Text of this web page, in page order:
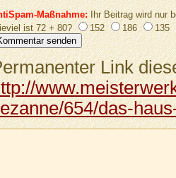
Maßnahme:Ihr Beitrag wird nur
ist 72 + 80?
152 186 135
Link
654/das-